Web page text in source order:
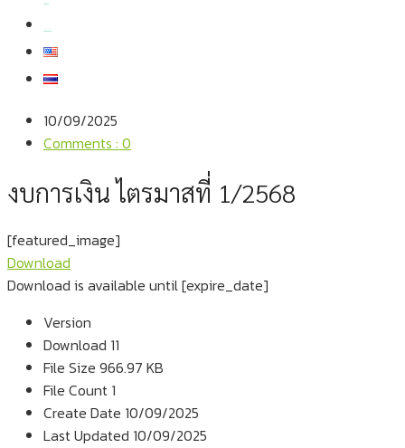
10/09/2025
Comments : 0
งบการเงิน ไตรมาสที่ 1/2568
[featured_image]
Download
Download is available until [expire_date]
Version
Download 11
File Size 966.97 KB
File Count 1
Create Date 10/09/2025
Last Updated 10/09/2025